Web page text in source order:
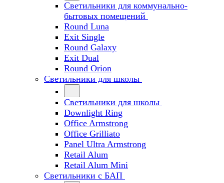
Светильники для коммунально-
бытовых помещений
Round Luna
Exit Single
Round Galaxy
Exit Dual
Round Orion
Светильники для школы
Светильники для школы
Downlight Ring
Office Armstrong
Office Grilliato
Panel Ultra Armstrong
Retail Alum
Retail Alum Mini
Светильники с БАП